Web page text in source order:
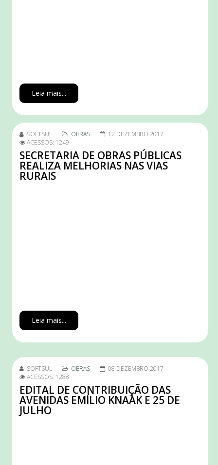
Leia mais...
SOFTSUL OBRAS
12 DEZEMBRO 2017
ACESSOS: 1249
SECRETARIA DE OBRAS PÚBLICAS
REALIZA MELHORIAS NAS VIAS
RURAIS
Leia mais...
SOFTSUL OBRAS
08 DEZEMBRO 2017
ACESSOS: 1288
EDITAL DE CONTRIBUIÇÃO DAS
AVENIDAS EMÍLIO KNAAK E 25 DE
JULHO